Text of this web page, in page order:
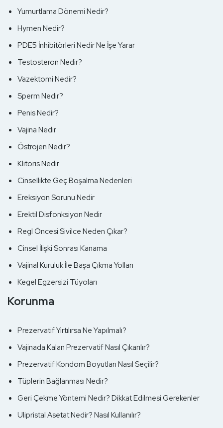
Yumurtlama Dönemi Nedir?
Hymen Nedir?
PDE5 İnhibitörleri Nedir Ne İşe Yarar
Testosteron Nedir?
Vazektomi Nedir?
Sperm Nedir?
Penis Nedir?
Vajina Nedir
Östrojen Nedir?
Klitoris Nedir
Cinsellikte Geç Boşalma Nedenleri
Ereksiyon Sorunu Nedir
Erektil Disfonksiyon Nedir
Regl Öncesi Sivilce Neden Çıkar?
Cinsel İlişki Sonrası Kanama
Vajinal Kuruluk İle Başa Çıkma Yolları
Kegel Egzersizi Tüyoları
Korunma
Prezervatif Yırtılırsa Ne Yapılmalı?
Vajinada Kalan Prezervatif Nasıl Çıkarılır?
Prezervatif Kondom Boyutları Nasıl Seçilir?
Tüplerin Bağlanması Nedir?
Geri Çekme Yöntemi Nedir? Dikkat Edilmesi Gerekenler
Ulipristal Asetat Nedir? Nasıl Kullanılır?